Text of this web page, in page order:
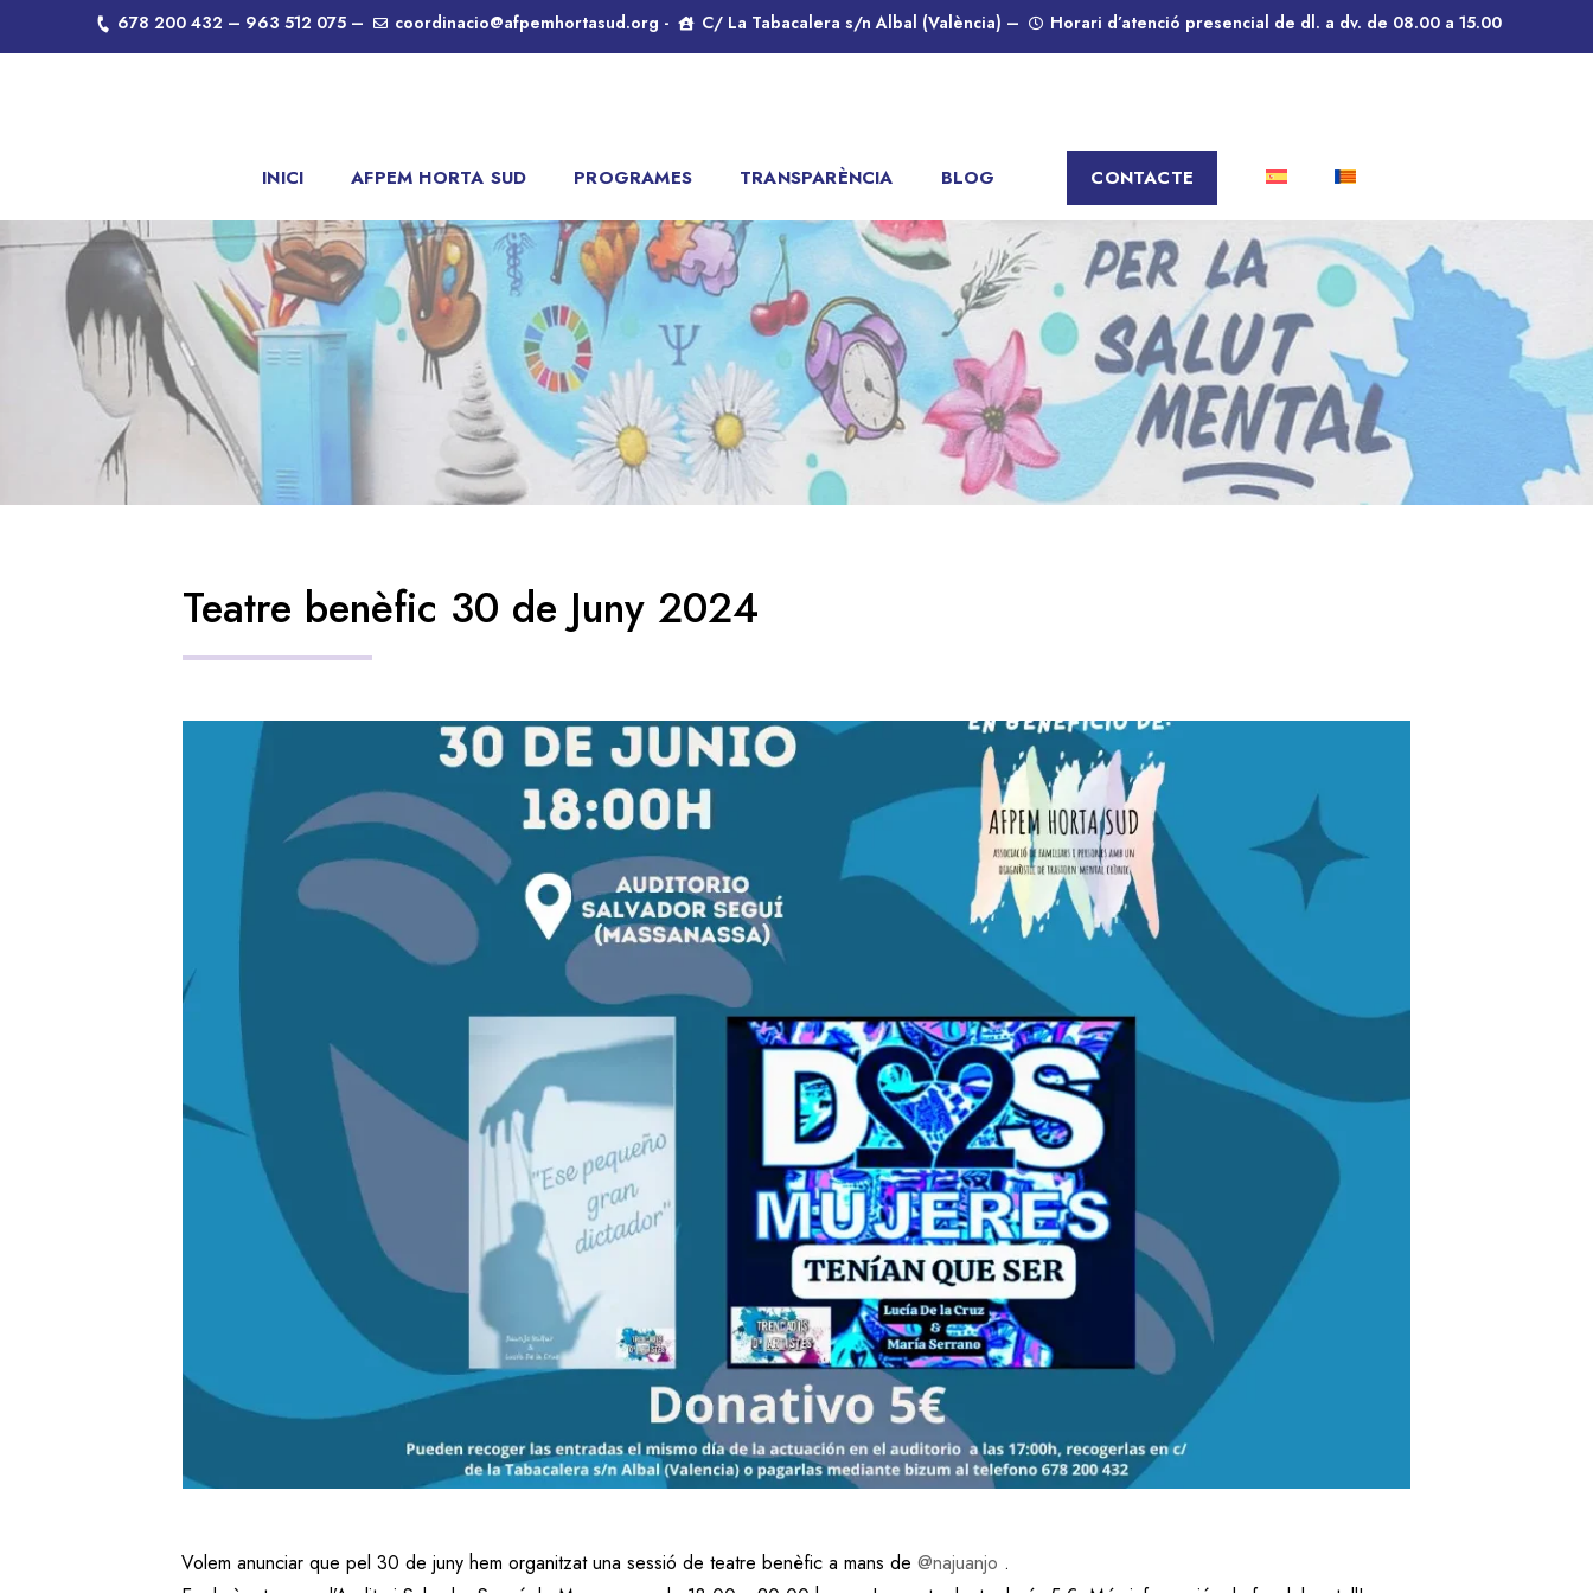
678 200 432 – 963 512 075 – coordinacio@afpemhortasud.org - C/ La Tabacalera s/n Albal (València) – Horari d’atenció presencial de dl. a dv. de 08.00 a 15.00
INICI AFPEM HORTA SUD PROGRAMES TRANSPARÈNCIA BLOG CONTACTE
Teatre benèfic 30 de Juny 2024
Volem anunciar que pel 30 de juny hem organitzat una sessió de teatre benèfic a mans de @najuanjo .